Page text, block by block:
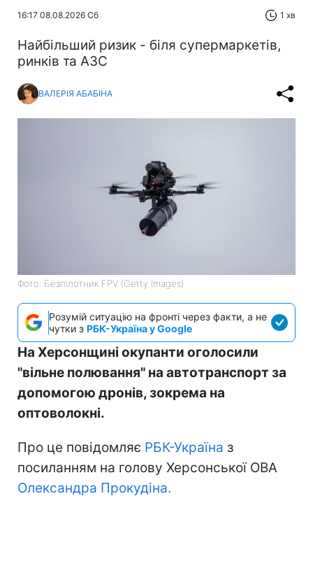
16:17 08.08.2026 Сб 1 хв
Найбільший ризик - біля супермаркетів,
ринків та АЗС
ВАЛЕРІЯ АБАБІНА
Фото: Безпілотник FPV (Getty Images)
Розумій ситуацію на фронті через факти, а не
чутки з РБК-Україна у Google
На Херсонщині окупанти оголосили
"вільне полювання" на автотранспорт за
допомогою дронів, зокрема на
оптоволокні.
Про це повідомляє РБК-Україна з
посиланням на голову Херсонської ОВА
Олександра Прокудіна.